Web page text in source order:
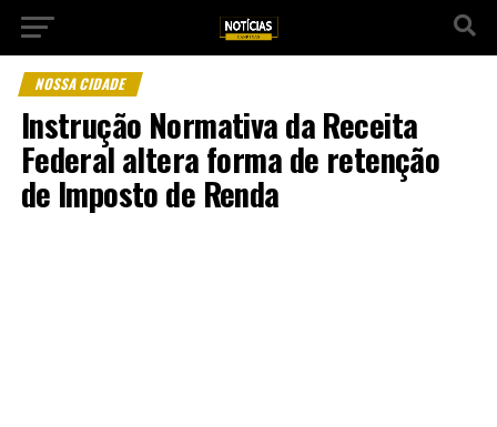
NOSSA CIDADE
Instrução Normativa da Receita
Federal altera forma de retenção
de Imposto de Renda